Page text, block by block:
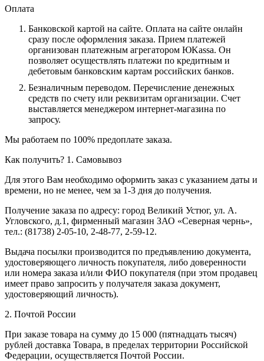
Оплата
Банковской картой на сайте. Оплата на сайте онлайн
сразу после оформления заказа. Прием платежей
организован платежным агрегатором ЮKassa. Он
позволяет осуществлять платежи по кредитным и
дебетовым банковским картам российских банков.
Безналичным переводом. Перечисление денежных
средств по счету или реквизитам организации. Счет
выставляется менеджером интернет-магазина по
запросу.
Мы работаем по 100% предоплате заказа.
Как получить? 1. Самовывоз
Для этого Вам необходимо оформить заказ с указанием даты и
времени, но не менее, чем за 1-3 дня до получения.
Получение заказа по адресу: город Великий Устюг, ул. А.
Угловского, д.1, фирменный магазин ЗАО «Северная чернь»,
тел.: (81738) 2-05-10, 2-48-77, 2-59-12.
Выдача посылки производится по предъявлению документа,
удостоверяющего личность покупателя, либо доверенности
или номера заказа и/или ФИО покупателя (при этом продавец
имеет право запросить у получателя заказа документ,
удостоверяющий личность).
2. Почтой России
При заказе товара на сумму до 15 000 (пятнадцать тысяч)
рублей доставка Товара, в пределах территории Российской
Федерации, осуществляется Почтой России.